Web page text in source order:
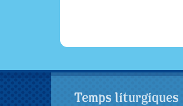
Temps liturgiques